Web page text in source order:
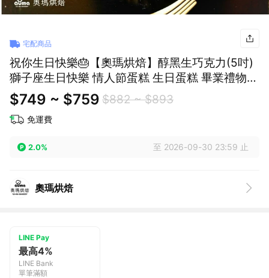
宅配商品
祝你生日快樂🎂【奧瑪烘焙】醇黑生巧克力(5吋)
獅子座生日快樂 情人節蛋糕 生日蛋糕 畢業禮物
升職禮物 巧克力蛋糕
$749 ~ $759 $882 ~ $893
免運費
2.0% 至 2026-09-30 23:59 止
奧瑪烘焙
LINE Pay
最高4%
LINE Bank
單筆滿額